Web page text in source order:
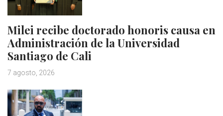
Milei recibe doctorado honoris causa en
Administración de la Universidad
Santiago de Cali
7 agosto, 2026